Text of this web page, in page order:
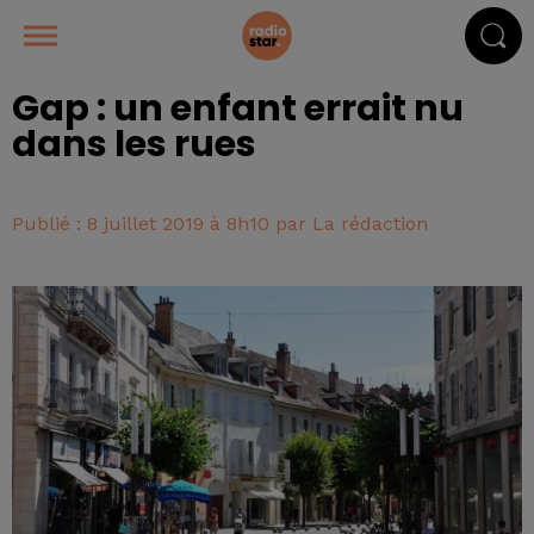
Gap : un enfant errait nu
dans les rues
Publié : 8 juillet 2019 à 8h10 par La rédaction